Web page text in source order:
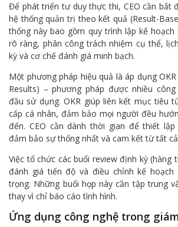
Để phát triển tư duy thực thi, CEO cần bắt
hệ thống quản trị theo kết quả (Result-
thống này bao gồm quy trình lập kế
rõ ràng, phân công trách nhiệm cụ thể,
kỳ và cơ chế đánh giá minh bạch.
Một phương pháp hiệu quả là áp dụng
Results) – phương pháp được nhiều
đầu sử dụng. OKR giúp liên kết mục tiêu
cấp cá nhân, đảm bảo mọi người đều
đến. CEO cần dành thời gian để thiết
đảm bảo sự thống nhất và cam kết từ tất
Việc tổ chức các buổi review định kỳ (hàng
đánh giá tiến độ và điều chỉnh kế hoạch
trọng. Những buổi họp này cần tập trung
thay vì chỉ báo cáo tình hình.
Ứng dụng công nghệ trong